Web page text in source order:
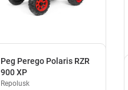
Peg Perego Polaris RZR
900 XP
Repolusk